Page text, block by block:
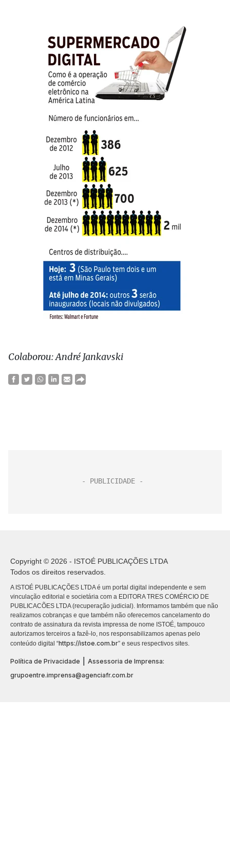
Colaborou: André Jankavski
Copyright © 2026 - ISTOÉ PUBLICAÇÕES LTDA
Todos os direitos reservados.
A ISTOÉ PUBLICAÇÕES LTDA é um portal digital independente e sem
vinculação editorial e societária com a EDITORA TRES COMÉRCIO DE
PUBLICACÕES LTDA (recuperação judicial). Informamos também que não
realizamos cobranças e que também não oferecemos cancelamento do
contrato de assinatura da revista impressa de nome ISTOÉ, tampouco
autorizamos terceiros a fazê-lo, nos responsabilizamos apenas pelo
conteúdo digital “https://istoe.com.br” e seus respectivos sites.
Política de Privacidade
Assessoria de Imprensa:
grupoentre.imprensa@agenciafr.com.br